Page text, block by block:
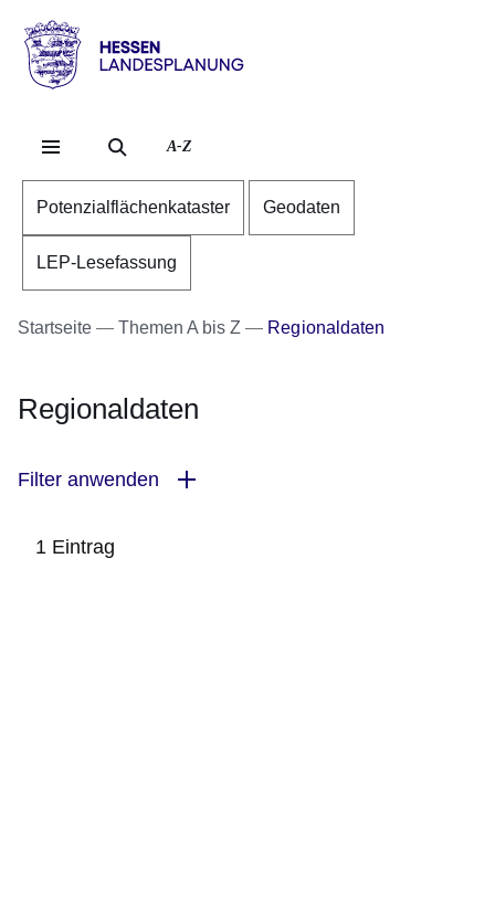
Hessen
LandesplanungA-Z
Potenzialflächenkataster Geodaten
LEP-Lesefassung
Startseite Themen A bis Z Regionaldaten
Regionaldaten
Filter anwenden
1 Eintrag